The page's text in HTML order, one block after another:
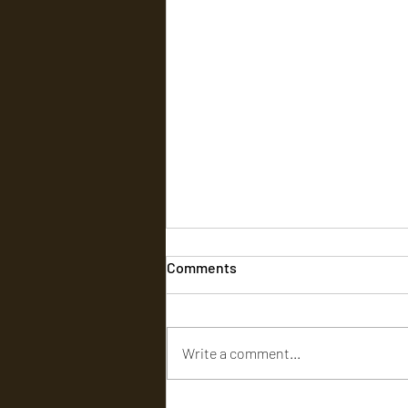
Comments
Write a comment...